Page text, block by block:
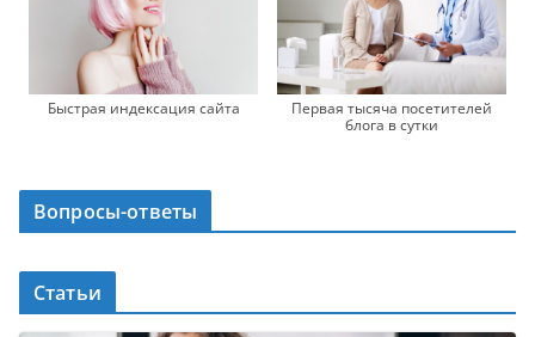
Быстрая индексация сайта
Первая тысяча посетителей
блога в сутки
Вопросы-ответы
Статьи